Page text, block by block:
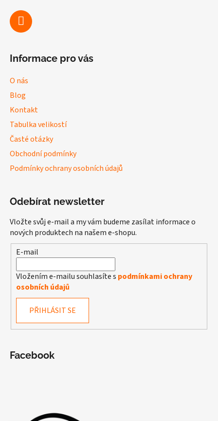
Informace pro vás
O nás
Blog
Kontakt
Tabulka velikostí
Časté otázky
Obchodní podmínky
Podmínky ochrany osobních údajů
Odebírat newsletter
Vložte svůj e-mail a my vám budeme zasílat informace o
nových produktech na našem e-shopu.
E-mail
Vložením e-mailu souhlasíte s podmínkami ochrany
osobních údajů
PŘIHLÁSIT SE
Facebook